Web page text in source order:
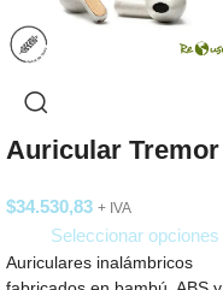
Auricular Tremor
$34.530,83 + IVA
Seleccionar opciones
Auriculares inalámbricos